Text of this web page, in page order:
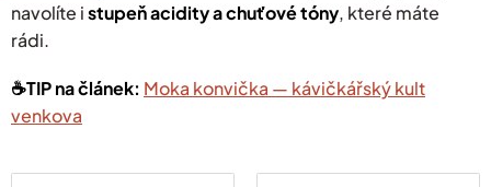
navolíte istupeň acidity a chuťové tóny, které máte
rádi.
☕️TIP na článek: Moka konvička — kávičkářský kult
venkova